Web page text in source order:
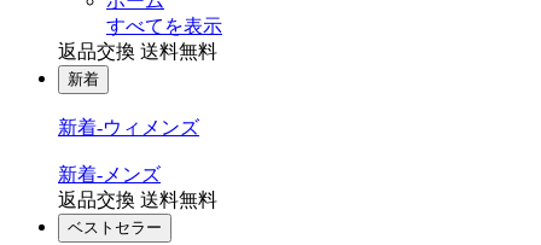
すべてを表示
返品交換 送料無料
新着
新着-ウィメンズ
新着-メンズ
返品交換 送料無料
ベストセラー